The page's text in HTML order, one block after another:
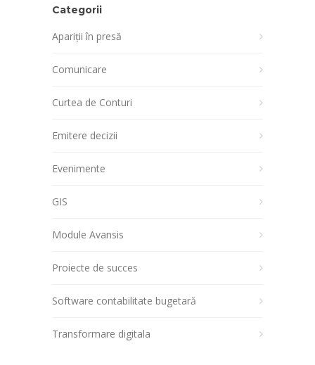
Categorii
Apariții în presă
Comunicare
Curtea de Conturi
Emitere decizii
Evenimente
GIS
Module Avansis
Proiecte de succes
Software contabilitate bugetară
Transformare digitala